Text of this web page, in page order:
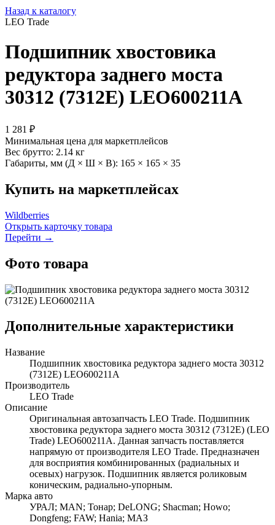
Назад к каталогу
LEO Trade
Подшипник хвостовика
редуктора заднего моста
30312 (7312E) LEO600211A
1 281 ₽
Минимальная цена для маркетплейсов
Вес брутто: 2.14 кг
Габариты, мм (Д × Ш × В): 165 × 165 × 35
Купить на маркетплейсах
Wildberries
Открыть карточку товара
Перейти →
Фото товара
Дополнительные характеристики
Название
Подшипник хвостовика редуктора заднего моста 30312
(7312E) LEO600211A
Производитель
LEO Trade
Описание
Оригинальная автозапчасть LEO Trade. Подшипник
хвостовика редуктора заднего моста 30312 (7312E) (LEO
Trade) LEO600211A. Данная запчасть поставляется
напрямую от производителя LEO Trade. Предназначен
для восприятия комбинированных (радиальных и
осевых) нагрузок. Подшипник является роликовым
коническим, радиально-упорным.
Марка авто
УРАЛ; MAN; Тонар; DeLONG; Shacman; Howo;
Dongfeng; FAW; Hania; МАЗ